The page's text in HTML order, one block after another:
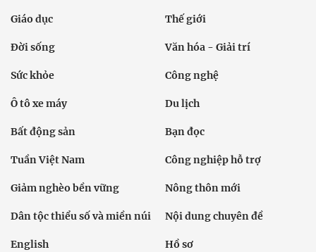
Giáo dục Thế giới
Đời sống Văn hóa - Giải trí
Sức khỏe Công nghệ
Ô tô xe máy Du lịch
Bất động sản Bạn đọc
Tuần Việt Nam Công nghiệp hỗ trợ
Giảm nghèo bền vững Nông thôn mới
Dân tộc thiểu số và miền núi Nội dung chuyên đề
English Hồ sơ